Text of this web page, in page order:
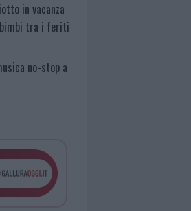
in vacanza
bimbi tra i feriti
no-stop a